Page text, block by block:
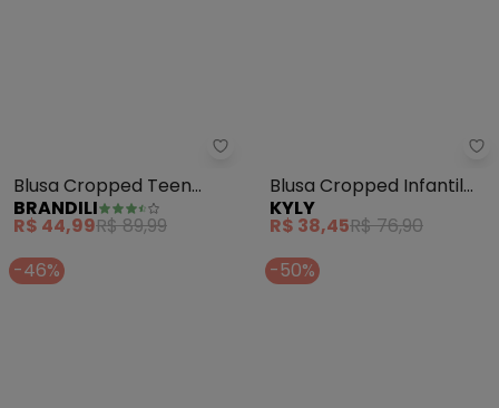
Brandili - Blusa Cropped Teen
Blusa Cropped Teen
Menina em Malha (Azul)
BRANDILI
R$ 44,99 R$ 89,99
Blusa Cropped Infantil
Menina Estrela (Cinza)
KYLY
R$ 38,45
R$ 76,90
-46%
-50%